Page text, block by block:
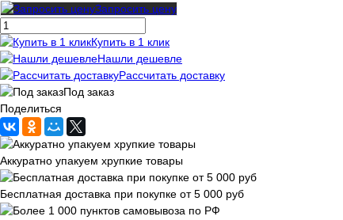
Запросить цену
Купить в 1 клик
Нашли дешевле
Рассчитать доставку
Под заказ
Поделиться
Аккуратно упакуем хрупкие товары
Бесплатная доставка при покупке от 5 000 руб